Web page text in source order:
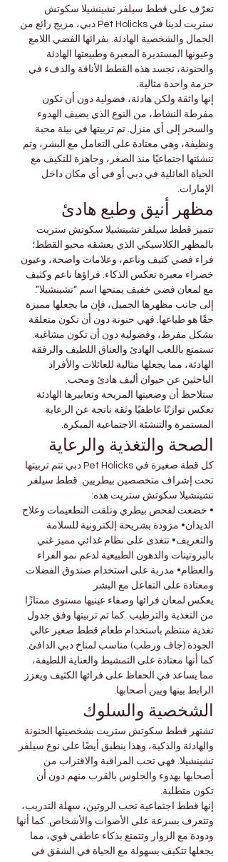
تعرّف على قطط سيلفر تشينشيلا سكوتش
ستريت لدينا في Pet Holicks دبي، مزيج رائع من
الجمال والشخصية الهادئة. بفرائها الفضي اللامع
وعيونها المستديرة المعبرة وطبيعتها الهادئة
والحنونة، تجسد هذه القطط الأناقة والدفء في
حزمة واحدة مثالية.
إنها واثقة ولكن هادئة، فضولية دون أن تكون
مفرطة النشاط، من النوع الذي يضيف الهدوء
والسحر إلى أي منزل. تم تربيتها في بيئة محبة
ونظيفة، وهي معتادة على التعامل مع البشر، وتم
تنشئتها اجتماعيًا منذ الصغر، وجاهزة للتكيف مع
الحياة العائلية في دبي أو في أي مكان داخل
الإمارات.
مظهر أنيق وطبع هادئ
تتميز قطط سيلفر تشينشيلا سكوتش ستريت
بالمظهر الكلاسيكي الذي يعشقه محبو القطط؛
فراء فضي كثيف وناعم، وعلامات واضحة، وعيون
خضراء معبرة تعكس الذكاء. فراؤها ناعم وكثيف
مع لمعان فضي خفيف يمنحها اسم “تشينشيلا”.
إلى جانب مظهرها الجميل، فإن ما يجعلها مميزة
حقًا هو طباعها. فهي حنونة دون أن تكون متعلقة
بشكل مفرط، وفضولية دون أن تكون مشاغبة.
تستمتع باللعب الهادئ والعناق اللطيف والرفقة
الهادئة، مما يجعلها مثالية للعائلات والأفراد
الباحثين عن حيوان أليف هادئ ومحب.
ستلاحظ أن وضعيتها المريحة وتعابيرها الهادئة
تعكس توازنًا عاطفيًا وثقة ناتجة عن الرعاية
المستمرة والتنشئة الاجتماعية المبكرة.
الصحة والتغذية والرعاية
كل قطة صغيرة في Pet Holicks دبي تتم تربيتها
تحت إشراف متخصصين بيطريين. قطط سيلفر
تشينشيلا سكوتش ستريت هذه:
• خضعت لفحص بيطري وتلقت التطعيمات وعلاج
الديدان• مزودة بشريحة إلكترونية للسلامة
والتعريف• تتغذى على نظام غذائي مميز غني
بالبروتينات والدهون الطبيعية لدعم نمو الفراء
والعظام• مدربة على استخدام صندوق الفضلات
ومعتادة على التفاعل مع البشر
يعكس لمعان فرائها وصفاء عينيها مستوى ممتازًا
من التغذية والترطيب. كما تم تربيتها وفق جدول
تغذية منتظم باستخدام طعام قطط صغير عالي
الجودة (جاف ورطب) مناسب لمناخ دبي الدافئ.
كما أنها معتادة على التمشيط والعناية اللطيفة،
مما يساعد في الحفاظ على فرائها الكثيف ويعزز
الرابط بينها وبين أصحابها.
الشخصية والسلوك
تشتهر قطط سكوتش ستريت بشخصيتها الحنونة
والهادئة والذكية، وهذا ينطبق أيضًا على نوع سيلفر
تشينشيلا. فهي تحب المراقبة والاقتراب من
أصحابها بهدوء والجلوس بالقرب منهم دون أن
تكون متطلبة.
إنها قطط اجتماعية تحب الروتين، سهلة التدريب،
وتتعرف بسرعة على الأصوات والأشخاص. كما أنها
ودودة مع الزوار وتتمتع بذكاء عاطفي قوي، مما
يجعلها تتكيف بسهولة مع الحياة في الشقق في